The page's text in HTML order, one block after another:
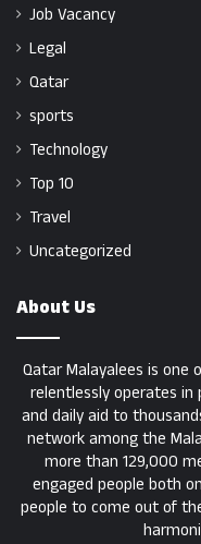
Job Vacancy
Legal
Qatar
sports
Technology
Top 10
Travel
Uncategorized
About Us
Qatar Malayalees is one
relentlessly operates in
and daily aid to
network among the
more than 129,000
engaged people both
people to come out of